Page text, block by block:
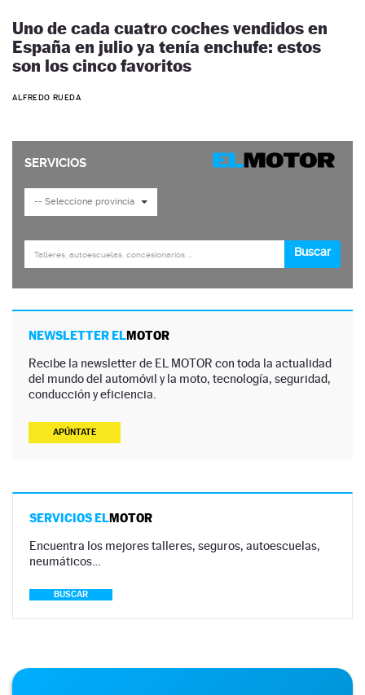
Uno de cada cuatro coches vendidos en
España en julio ya tenía enchufe: estos
son los cinco favoritos
ALFREDO RUEDA
NEWSLETTER ELMOTOR
Recibe la newsletter de EL MOTOR con toda la actualidad
del mundo del automóvil y la moto, tecnología, seguridad,
conducción y eficiencia.
APÚNTATE
SERVICIOS ELMOTOR
Encuentra los mejores talleres, seguros, autoescuelas,
neumáticos…
BUSCAR